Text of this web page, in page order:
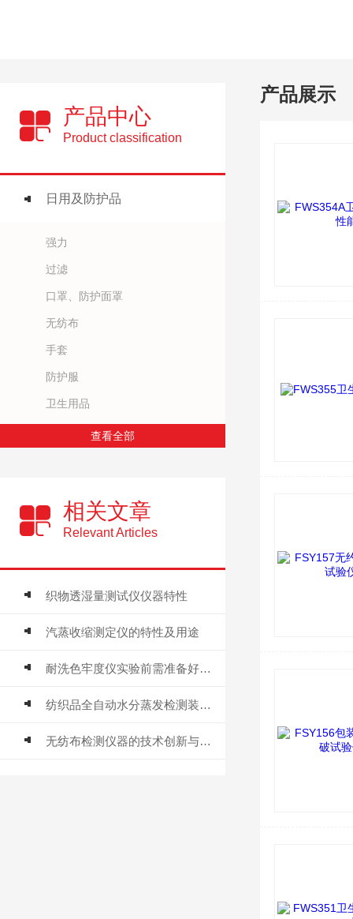
产品中心
Product classification
日用及防护品
强力
过滤
口罩、防护面罩
无纺布
手套
防护服
卫生用品
查看全部
相关文章
Relevant Articles
织物透湿量测试仪仪器特性
汽蒸收缩测定仪的特性及用途
耐洗色牢度仪实验前需准备好哪些配件耗材？
纺织品全自动水分蒸发检测装置的研发
无纺布检测仪器的技术创新与应用前景
产品展示